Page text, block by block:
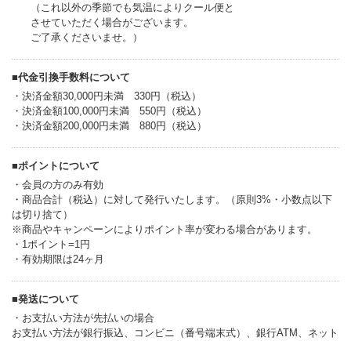
（これ以外の季節でも気温によりクール便と
させていただく場合がございます。
ご了承くださいませ。）
■代金引換手数料について
・決済金額30,000円未満 330円（税込）
・決済金額100,000円未満 550円（税込）
・決済金額200,000円未満 880円（税込）
■ポイントについて
・会員の方のみ有効
・商品合計（税込）に対して発行いたします。（原則3%・小数点以下
は切り捨て）
※商品やキャンペーンによりポイント率が変わる場合があります。
・1ポイント=1円
・有効期限は24ヶ月
■発送について
・お支払い方法が先払いの場合
お支払い方法が銀行振込、コンビニ（番号端末式）、銀行ATM、ネット